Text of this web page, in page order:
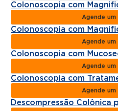
Colonoscopia com
Agende um
Colonoscopia com
Agende um
Colonoscopia com
Agende um
Colonoscopia com
Agende um
Descompressão Colônica